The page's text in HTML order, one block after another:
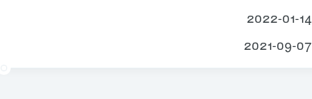
2022-01-14
2021-09-07